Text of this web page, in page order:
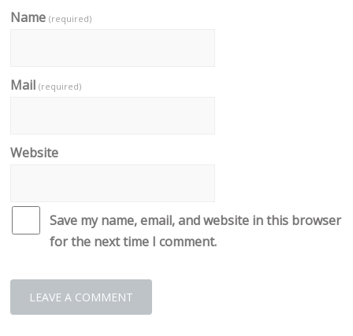
Name(required)
Mail(required)
Website
Save my name, email, and website in this browser
for the next time I comment.